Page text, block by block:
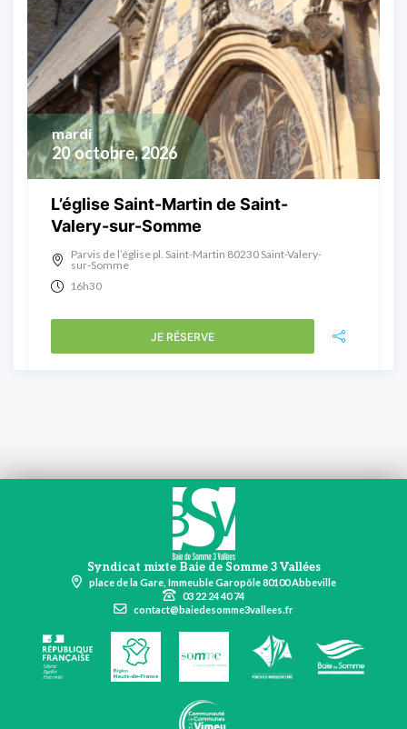
20 octobre, 2026
mardi
L’église Saint-Martin de Saint-
Valery-sur-Somme
Parvis de l’église pl. Saint-Martin 80230 Saint-Valery-
sur-Somme
16h30
JE RÉSERVE
Syndicat mixte Baie de Somme 3 Vallées
place de la Gare, Immeuble Garopôle 80100 Abbeville
03 22 24 40 74
contact@baiedesomme3vallees.fr